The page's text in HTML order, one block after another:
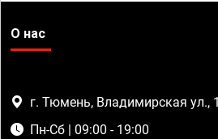
О нас
г. Тюмень, Владимирская ул., 1
Пн-Сб | 09:00 - 19:00